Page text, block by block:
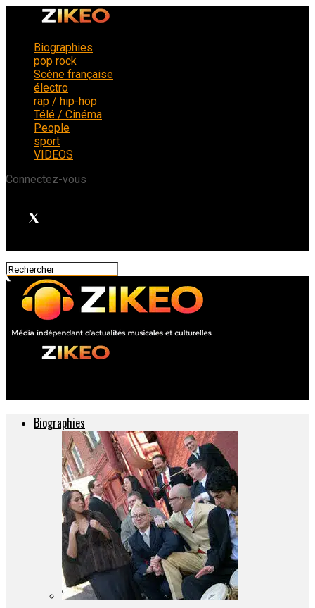
Biographies
pop rock
Scène française
électro
rap / hip-hop
Télé / Cinéma
People
sport
VIDEOS
Connectez-vous
Biographies